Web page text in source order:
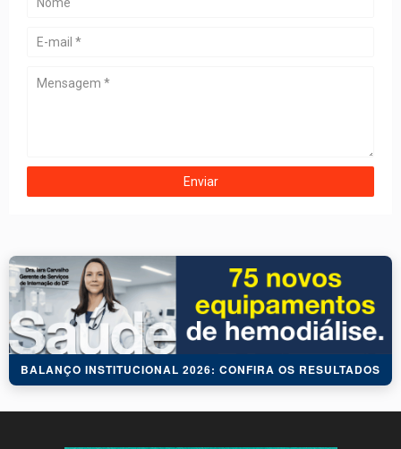
BALANÇO INSTITUCIONAL 2026: CONFIRA OS RESULTADOS